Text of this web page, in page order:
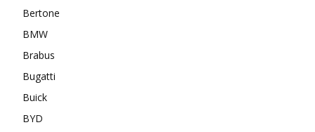
Bertone
BMW
Brabus
Bugatti
Buick
BYD